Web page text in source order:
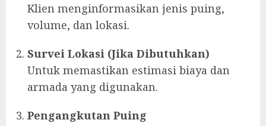
Klien menginformasikan jenis puing,
volume, dan lokasi.
Survei Lokasi (Jika Dibutuhkan)
Untuk memastikan estimasi biaya dan
armada yang digunakan.
Pengangkutan Puing